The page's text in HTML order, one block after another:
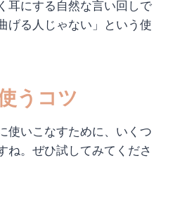
耳にする自然な言い回しで
げる人じゃない」という使
うコツ
使いこなすために、いくつ
ね。ぜひ試してみてくださ